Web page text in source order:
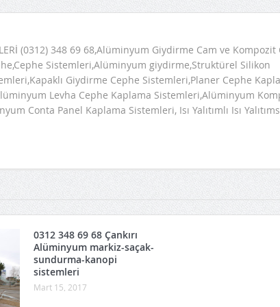
(0312) 348 69 68,Alüminyum Giydirme Cam ve Kompozit
Sistemleri,Alüminyum giydirme,Struktürel Silikon
Giydirme Cephe Sistemleri,Planer Cephe
Levha Cephe Kaplama Sistemleri,Alüminyum
Conta Panel Kaplama Sistemleri, Isı Yalıtımlı Isı
0312 348 69 68 Çankırı
Alüminyum markiz-saçak-
sundurma-kanopi
sistemleri
Mart 15, 2017